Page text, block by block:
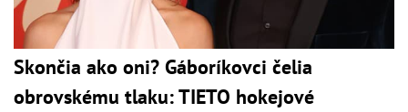
Skončia ako oni? Gáboríkovci čelia
obrovskému tlaku: TIETO hokejové